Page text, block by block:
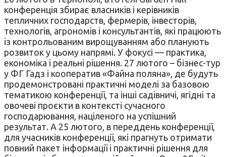
конференція збирає власників і керівників
тепличних господарств, фермерів, інвесторів,
технологів, агрономів і консультантів, які працюють
із контрольованим вирощуванням або планують
розвиток у цьому напрямі. У фокусі — практика,
економіка і реальні рішення. 27 лютого – бізнес-тур
у ФГ Гадз і кооператив «Файна поляна», де будуть
продемонстровані практичні моделі за базовою
тематикою конференції, та інші садівничі, ягідні та
овочеві проєкти в контексті сучасного
господарювання, націленого на успішний
результат. А 25 лютого, в переддень конференції,
для учасників конференції, які прагнуть отримати
повний пакет інформації і практичні рішення для